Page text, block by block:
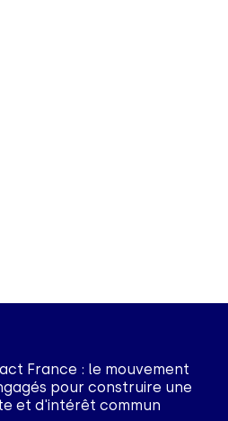
France : le mouvement
pour construire une
et d'intérêt commun